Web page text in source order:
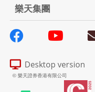
樂天集團
Desktop version
© 樂天證券香港有限公司